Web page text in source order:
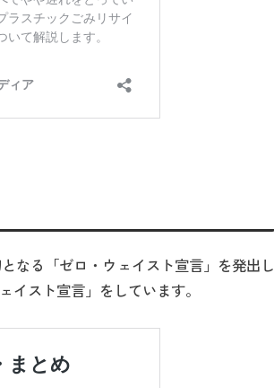
なる「ゼロ・ウェイスト宣言」を発出し
スト宣言」をしています。